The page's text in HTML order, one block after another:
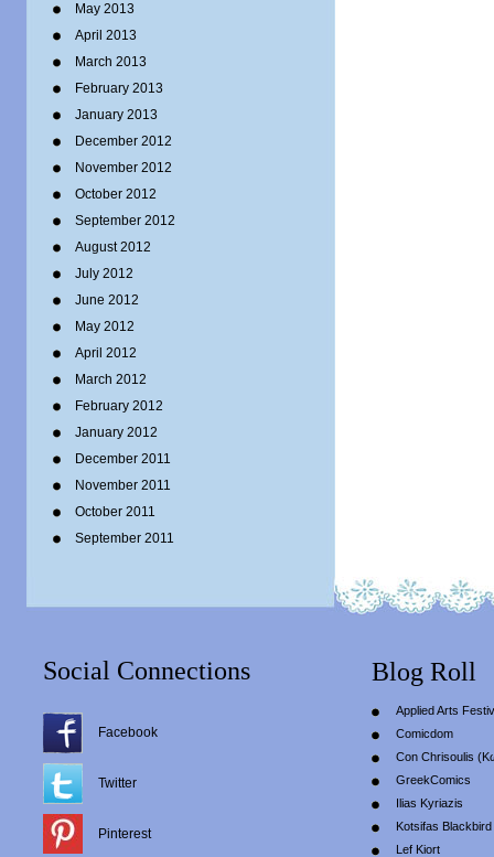
May 2013
April 2013
March 2013
February 2013
January 2013
December 2012
November 2012
October 2012
September 2012
August 2012
July 2012
June 2012
May 2012
April 2012
March 2012
February 2012
January 2012
December 2011
November 2011
October 2011
September 2011
Social Connections
Facebook
Twitter
Pinterest
Blog Roll
Applied Arts
Comicdom
Con Chrisoulis
GreekComics
Ilias Kyriazis
Kotsifas Blackbird
Lef Kiort